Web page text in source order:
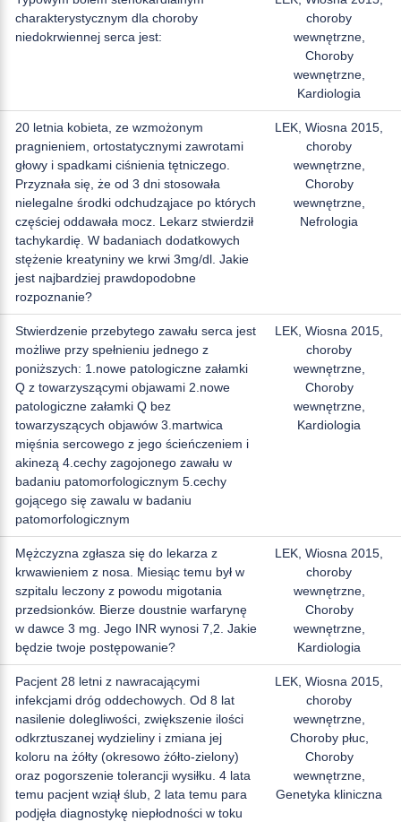
charakterystycznym dla choroby
niedokrwiennej serca jest:
choroby
wewnętrzne,
Choroby
wewnętrzne,
Kardiologia
20 letnia kobieta, ze wzmożonym
pragnieniem, ortostatycznymi zawrotami
głowy i spadkami ciśnienia tętniczego.
Przyznała się, że od 3 dni stosowała
nielegalne środki odchudząjace po których
częściej oddawała mocz. Lekarz stwierdził
tachykardię. W badaniach dodatkowych
stężenie kreatyniny we krwi 3mg/dl. Jakie
jest najbardziej prawdopodobne
rozpoznanie?
LEK, Wiosna 2015,
choroby
wewnętrzne,
Choroby
wewnętrzne,
Nefrologia
Stwierdzenie przebytego zawału serca jest
możliwe przy spełnieniu jednego z
poniższych: 1.nowe patologiczne załamki
Q z towarzyszącymi objawami 2.nowe
patologiczne załamki Q bez
towarzyszących objawów 3.martwica
mięśnia sercowego z jego ścieńczeniem i
akinezą 4.cechy zagojonego zawału w
badaniu patomorfologicznym 5.cechy
gojącego się zawalu w badaniu
patomorfologicznym
LEK, Wiosna 2015,
choroby
wewnętrzne,
Choroby
wewnętrzne,
Kardiologia
Mężczyzna zgłasza się do lekarza z
krwawieniem z nosa. Miesiąc temu był w
szpitalu leczony z powodu migotania
przedsionków. Bierze doustnie warfarynę
w dawce 3 mg. Jego INR wynosi 7,2. Jakie
będzie twoje postępowanie?
LEK, Wiosna 2015,
choroby
wewnętrzne,
Choroby
wewnętrzne,
Kardiologia
Pacjent 28 letni z nawracającymi
infekcjami dróg oddechowych. Od 8 lat
nasilenie dolegliwości, zwiększenie ilości
odkrztuszanej wydzieliny i zmiana jej
koloru na żółty (okresowo żółto-zielony)
oraz pogorszenie tolerancji wysiłku. 4 lata
temu pacjent wziął ślub, 2 lata temu para
podjęła diagnostykę niepłodności w toku
LEK, Wiosna 2015,
choroby
wewnętrzne,
Choroby płuc,
Choroby
wewnętrzne,
Genetyka kliniczna